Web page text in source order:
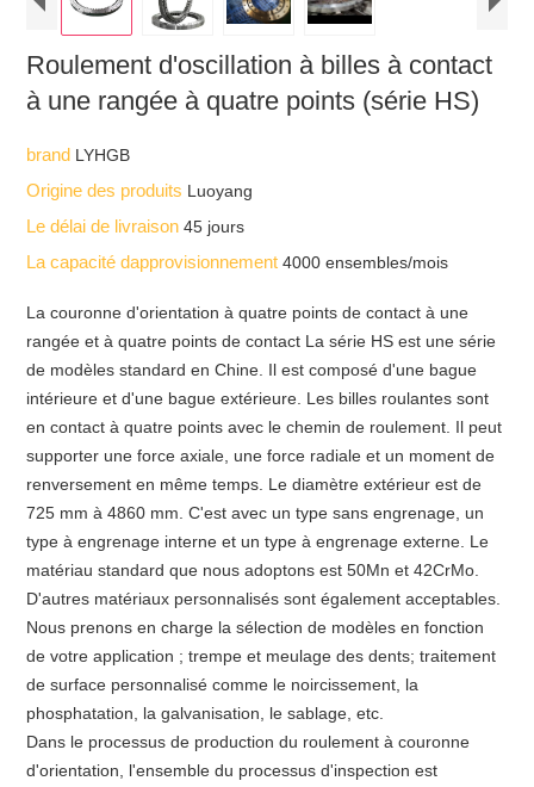
Roulement d'oscillation à billes à contact
à une rangée à quatre points (série HS)
brand LYHGB
Origine des produits Luoyang
Le délai de livraison45 jours
La capacité dapprovisionnement4000 ensembles/mois
La couronne d'orientation à quatre points de contact à une
rangée et à quatre points de contact La série HS est une série
de modèles standard en Chine. Il est composé d'une bague
intérieure et d'une bague extérieure. Les billes roulantes sont
en contact à quatre points avec le chemin de roulement. Il peut
supporter une force axiale, une force radiale et un moment de
renversement en même temps. Le diamètre extérieur est de
725 mm à 4860 mm. C'est avec un type sans engrenage, un
type à engrenage interne et un type à engrenage externe. Le
matériau standard que nous adoptons est 50Mn et 42CrMo.
D'autres matériaux personnalisés sont également acceptables.
Nous prenons en charge la sélection de modèles en fonction
de votre application ; trempe et meulage des dents; traitement
de surface personnalisé comme le noircissement, la
phosphatation, la galvanisation, le sablage, etc.
Dans le processus de production du roulement à couronne
d'orientation, l'ensemble du processus d'inspection est